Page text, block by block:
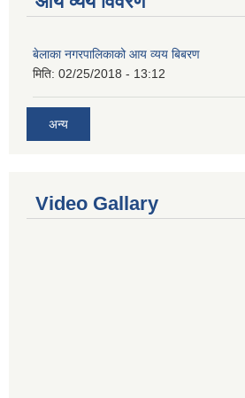
बेलाका नगरपालिकाको आय व्यय बिबरण
मिति: 02/25/2018 - 13:12
अन्य
Video Gallary